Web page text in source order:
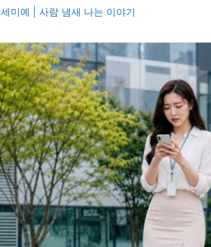
세미예 | 사람 냄새 나는 이야기